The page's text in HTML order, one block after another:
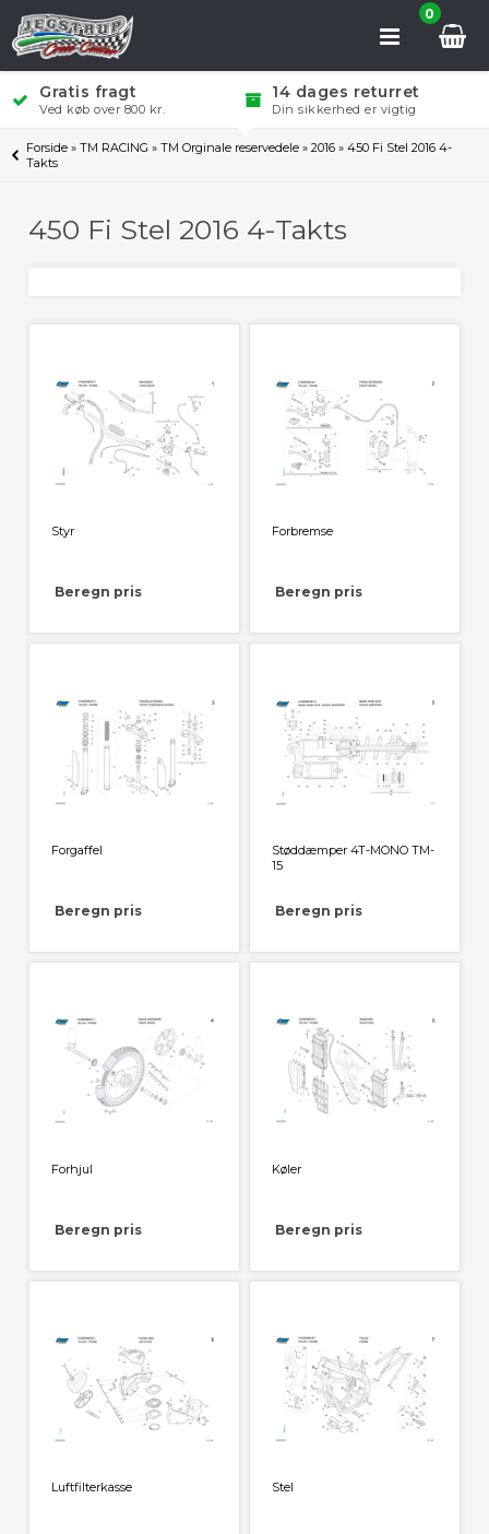
0
Gratis fragt
Ved køb over 800 kr.
14 dages returret
Din sikkerhed er vigtig
Forside »TM RACING »TM Orginale reservedele »2016 »450 Fi Stel 2016 4-
Takts
450 Fi Stel 2016 4-Takts
Styr
Beregn pris
Forbremse
Beregn pris
Forgaffel
Beregn pris
Støddæmper 4T-MONO TM-
15
Beregn pris
Forhjul
Beregn pris
Køler
Beregn pris
Luftfilterkasse Stel